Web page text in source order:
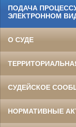
ПОДАЧА
ЭЛЕКТРОННОМ
О СУДЕ
СУДЕЙСКОЕ
НОРМАТИВНЫЕ